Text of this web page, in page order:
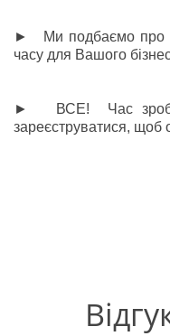
► Ми подбаємо про
часу для Вашого
► ВСЕ! Час
зареєструватися, щоб